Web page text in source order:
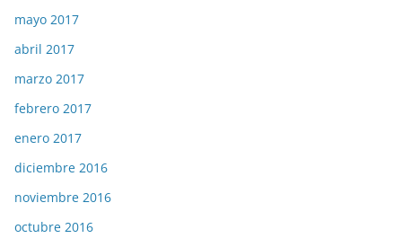
mayo 2017
abril 2017
marzo 2017
febrero 2017
enero 2017
diciembre 2016
noviembre 2016
octubre 2016